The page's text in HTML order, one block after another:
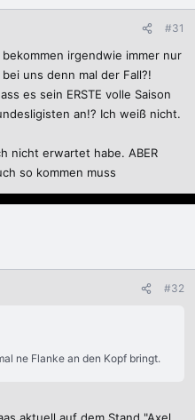
#31
irgendwie immer nur
uns denn mal der Fall?!
es sein ERSTE volle Saison
an!? Ich weiß nicht.
nicht erwartet habe. ABER
so kommen muss
#32
ne Flanke an den Kopf bringt.
aktuell auf dem Stand "Axel